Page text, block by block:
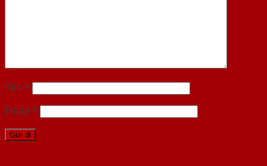
Tên *
Email *